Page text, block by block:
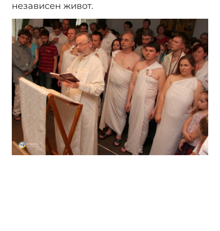
независен живот.